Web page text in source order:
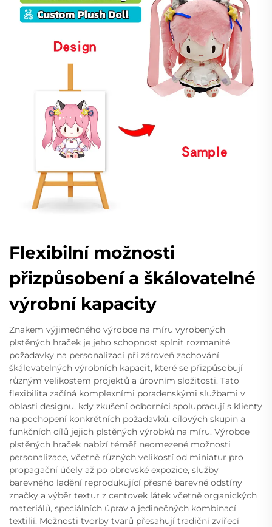
Flexibilní možnosti
přizpůsobení a škálovatelné
výrobní kapacity
Znakem výjimečného výrobce na míru vyrobených
plstěných hraček je jeho schopnost splnit rozmanité
požadavky na personalizaci při zároveň zachování
škálovatelných výrobních kapacit, které se přizpůsobují
různým velikostem projektů a úrovním složitosti. Tato
flexibilita začíná komplexními poradenskými službami v
oblasti designu, kdy zkušení odborníci spolupracují s klienty
na pochopení konkrétních požadavků, cílových skupin a
funkčních cílů jejich plstěných výrobků na míru. Výrobce
plstěných hraček nabízí téměř neomezené možnosti
personalizace, včetně různých velikostí od miniatur pro
propagační účely až po obrovské expozice, služby
barevného ladění reprodukující přesné barevné odstíny
značky a výběr textur z centovek látek včetně organických
materiálů, speciálních úprav a jedinečných kombinací
textilií. Možnosti tvorby tvarů přesahují tradiční zvířecí